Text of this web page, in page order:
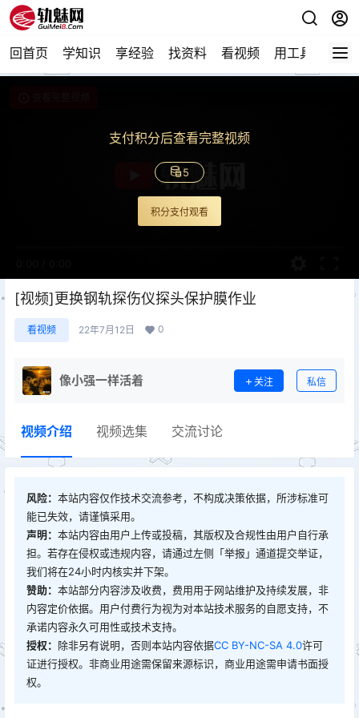
回首页 学知识 享经验 找资料 看视频 用工具 论技
支付积分后查看完整视频
5
积分支付观看
[视频]更换钢轨探伤仪探头保护膜作业
看视频 22年7月12日 0
像小强一样活着 关注 私信
视频介绍 视频选集 交流讨论
风险： 本站内容仅作技术交流参考，不构成决策依据，所涉标准可
能已失效，请谨慎采用。
声明： 本站内容由用户上传或投稿，其版权及合规性由用户自行承
担。若存在侵权或违规内容，请通过左侧「举报」通道提交举证，
我们将在24小时内核实并下架。
赞助： 本站部分内容涉及收费，费用用于网站维护及持续发展，非
内容定价依据。用户付费行为视为对本站技术服务的自愿支持，不
承诺内容永久可用性或技术支持。
授权： 除非另有说明，否则本站内容依据CC BY-NC-SA 4.0许可
证进行授权。非商业用途需保留来源标识，商业用途需申请书面授
权。